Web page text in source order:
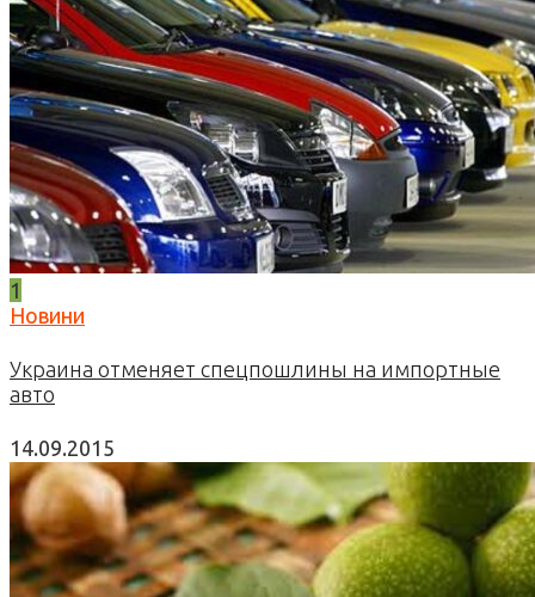
1
Новини
Украина отменяет спецпошлины на импортные
авто
14.09.2015